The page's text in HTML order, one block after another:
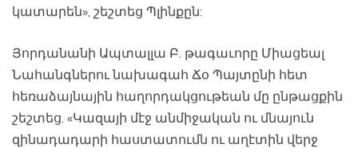
կատարեն», շեշտեց Պլինքըն:
Յորդանանի Ապտալլա Բ. թագաւորը Միացեալ
Նահանգներու նախագահ Ճօ Պայտընի հետ
հեռաձայնային հաղորդակցութեան մը ընթացքին
շեշտեց. «Կազայի մէջ անմիջական ու մնայուն
զինադադարի հաստատումն ու աղէտին վերջ